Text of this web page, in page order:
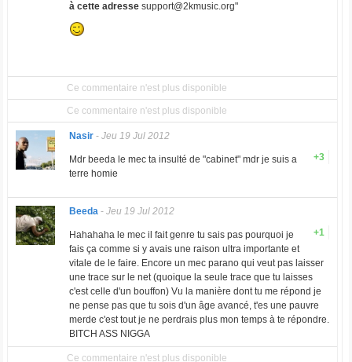
à cette adresse support@2kmusic.org"
Ce commentaire n'est plus disponible
Ce commentaire n'est plus disponible
Nasir- Jeu 19 Jul 2012
+3
Mdr beeda le mec ta insulté de "cabinet" mdr je suis a
terre homie
Beeda- Jeu 19 Jul 2012
+1
Hahahaha le mec il fait genre tu sais pas pourquoi je
fais ça comme si y avais une raison ultra importante et
vitale de le faire. Encore un mec parano qui veut pas laisser
une trace sur le net (quoique la seule trace que tu laisses
c'est celle d'un bouffon) Vu la manière dont tu me répond je
ne pense pas que tu sois d'un âge avancé, t'es une pauvre
merde c'est tout je ne perdrais plus mon temps à te répondre.
BITCH ASS NIGGA
Ce commentaire n'est plus disponible